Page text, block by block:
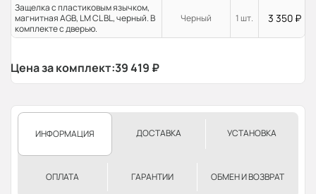
Защелка с пластиковым язычком,
магнитная AGB, LM CL BL, черный. В
комплекте с дверью.
Черный 1 шт. 3 350 ₽
Цена за комплект:39 419 ₽
ИНФОРМАЦИЯ ДОСТАВКА УСТАНОВКА
ОПЛАТА ГАРАНТИИ ОБМЕН И ВОЗВРАТ